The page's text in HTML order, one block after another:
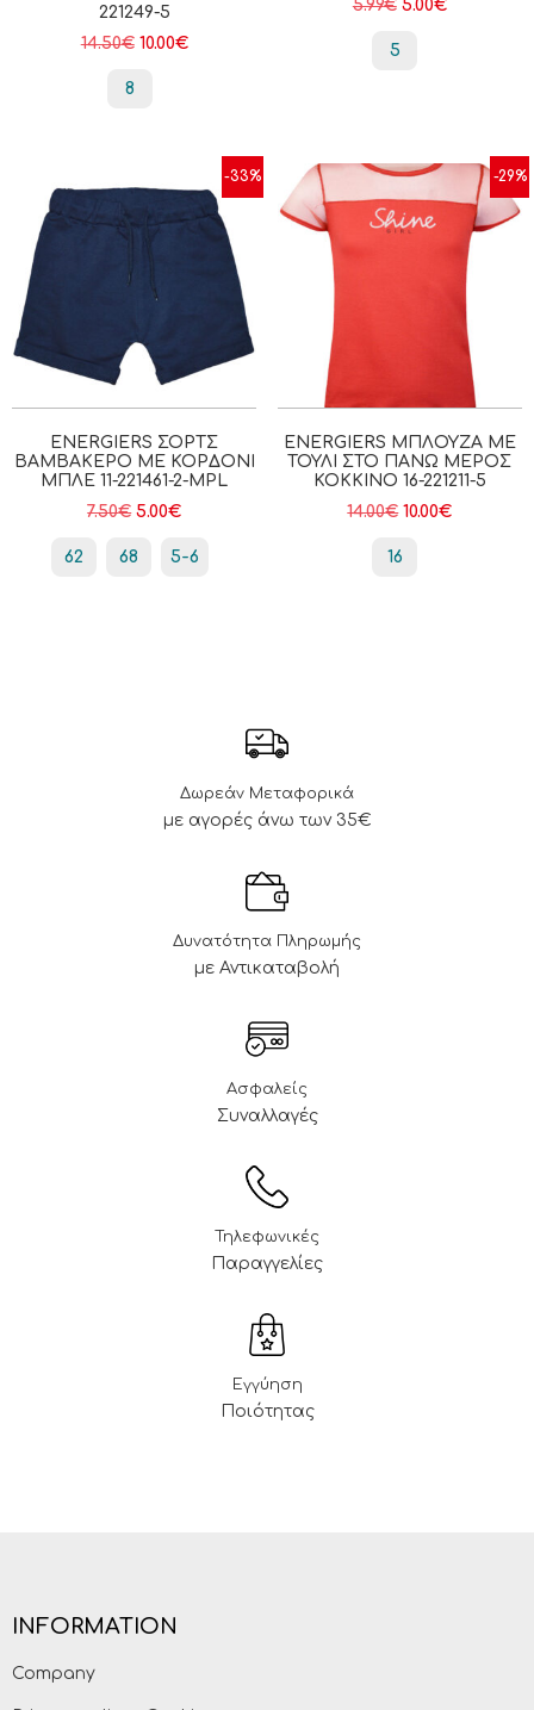
221249-5
14.50€ 10.00€
8
5.99€ 5.00€
5
-33%
ENERGIERS ΣΟΡΤΣ
ΒΑΜΒΑΚΕΡΌ ΜΕ ΚΟΡΔΌΝΙ
ΜΠΛΕ 11-221461-2-MPL
7.50€ 5.00€
62 68 5-6
-29%
ENERGIERS ΜΠΛΟΎΖΑ ΜΕ
ΤΟΎΛΙ ΣΤΟ ΠΆΝΩ ΜΈΡΟΣ
ΚΌΚΚΙΝΟ 16-221211-5
14.00€ 10.00€
16
Δωρεάν Μεταφορικά
με αγορές άνω των 35€
Δυνατότητα Πληρωμής
με Αντικαταβολή
Ασφαλείς
Συναλλαγές
Τηλεφωνικές
Παραγγελίες
Εγγύηση
Ποιότητας
INFORMATION
Company